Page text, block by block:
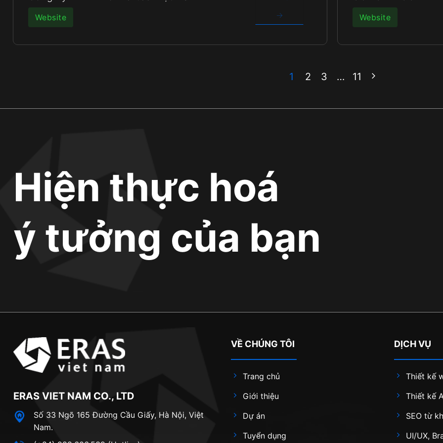
Website
→
Website
1 2 3 … 11
Hiện thực hoá
ý tưởng của bạn
ERAS VIET NAM CO., LTD
Số 33 Ngõ 165 Đường Cầu Giấy, Hà Nội, Việt
Nam.
VỀ CHÚNG TÔI
Trang chủ
Giới thiệu
Dự án
Tuyển dụng
DỊCH VỤ
Thiết kế
Thiết kế
SEO từ
UI/UX,